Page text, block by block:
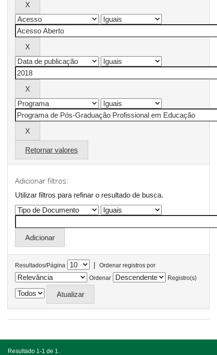
Retornar valores
Adicionar filtros:
Utilizar filtros para refinar o resultado de busca.
Resultados/Página |
Ordenar registros por
Ordenar
Registro(s)
Resultado 1-1 de 1.